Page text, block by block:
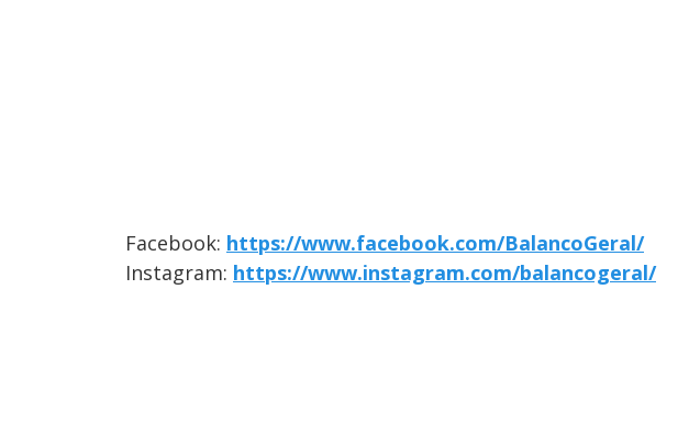
Facebook: https://www.facebook.com/BalancoGeral/
Instagram: https://www.instagram.com/balancogeral/